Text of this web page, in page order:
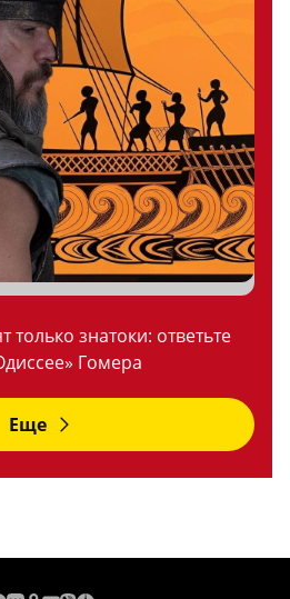
только знатоки: ответьте
Гомера
Еще